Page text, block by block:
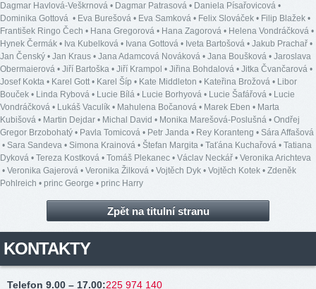
Dagmar Havlová-Veškrnová • Dagmar Patrasová • Daniela Písařovicová •
Dominika Gottová • Eva Burešová • Eva Samková • Felix Slováček • Filip Blažek •
František Ringo Čech • Hana Gregorová • Hana Zagorová • Helena Vondráčková •
Hynek Čermák • Iva Kubelková • Ivana Gottová • Iveta Bartošová • Jakub Prachař •
Jan Čenský • Jan Kraus • Jana Adamcová Nováková • Jana Boušková • Jaroslava
Obermaierová • Jiří Bartoška • Jiří Krampol • Jiřina Bohdalová • Jitka Čvančarová •
Josef Kokta • Karel Gott• Karel Šíp • Kate Middleton • Kateřina Brožová • Libor
Bouček • Linda Rybová • Lucie Bílá • Lucie Borhyová • Lucie Šafářová • Lucie
Vondráčková • Lukáš Vaculík • Mahulena Bočanová • Marek Eben • Marta
Kubišová • Martin Dejdar • Michal David • Monika Marešová-Poslušná • Ondřej
Gregor Brzobohatý • Pavla Tomicová • Petr Janda • Rey Koranteng • Sára Affašová
• Sara Sandeva • Simona Krainová • Štefan Margita • Taťána Kuchařová • Tatiana
Dyková • Tereza Kostková • Tomáš Plekanec • Václav Neckář • Veronika Arichteva
• Veronika Gajerová • Veronika Žilková • Vojtěch Dyk • Vojtěch Kotek • Zdeněk
Pohlreich • princ George • princ Harry
Zpět na titulní stranu
KONTAKTY
Telefon 9.00 – 17.00:225 974 140